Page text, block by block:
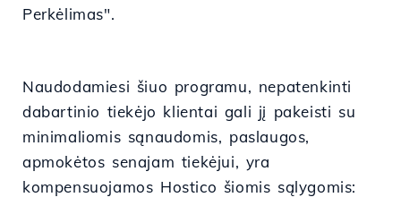
Perkėlimas".
Naudodamiesi šiuo programu, nepatenkinti
dabartinio tiekėjo klientai gali jį pakeisti su
minimaliomis sąnaudomis, paslaugos,
apmokėtos senajam tiekėjui, yra
kompensuojamos Hostico šiomis sąlygomis: